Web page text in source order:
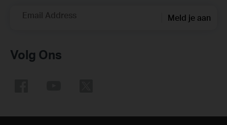
Email Address Meld je aan
Volg Ons